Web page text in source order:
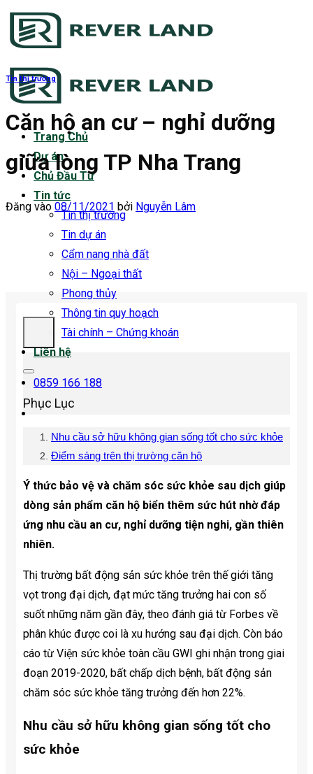
Bỏ
qua
dung
Trang Chủ
Dự án
Chủ Đầu Tư
Tin tức
Tin thị trường
Tin dự án
Cẩm nang nhà đất
Nội – Ngoại thất
Phong thủy
Thông tin quy hoạch
Tài chính – Chứng khoán
Liên hệ
0859 166 188
Tin thị trường
Căn hộ an cư – nghỉ dưỡng
giữa lòng TP Nha Trang
Đăng vào 08/11/2021 bởi Nguyễn Lâm
Phục Lục
Nhu cầu sở hữu không gian sống tốt cho sức khỏe
Điểm sáng trên thị trường căn hộ
Ý thức bảo vệ và chăm sóc sức khỏe sau dịch giúp
dòng sản phẩm căn hộ biển thêm sức hút nhờ đáp
ứng nhu cầu an cư, nghỉ dưỡng tiện nghi, gần thiên
nhiên.
Thị trường bất động sản sức khỏe trên thế giới tăng
vọt trong đại dịch, đạt mức tăng trưởng hai con số
suốt những năm gần đây, theo đánh giá từ Forbes về
phân khúc được coi là xu hướng sau đại dịch. Còn báo
cáo từ Viện sức khỏe toàn cầu GWI ghi nhận trong giai
đoạn 2019-2020, bất chấp dịch bệnh, bất động sản
chăm sóc sức khỏe tăng trưởng đến hơn 22%.
Nhu cầu sở hữu không gian sống tốt cho
sức khỏe